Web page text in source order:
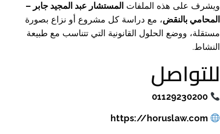
ويشرف على هذه الملفات المستشار عبد المجيد جابر –
المحامي بالنقض، مع دراسة كل مشروع أو نزاع بصورة
مستقلة، ووضع الحلول القانونية التي تتناسب مع طبيعة
النشاط.
للتواصل
01129230200
https://horuslaw.com